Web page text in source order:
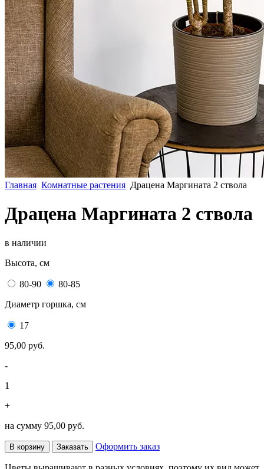
Главная Комнатные растения Драцена Маргината 2 ствола
Драцена Маргината 2 ствола
в наличии
Высота, см
80-90
80-85
Диаметр горшка, см
17
95,00 руб.
-
1
+
на сумму 95,00 руб.
В корзину Заказать Оформить заказ